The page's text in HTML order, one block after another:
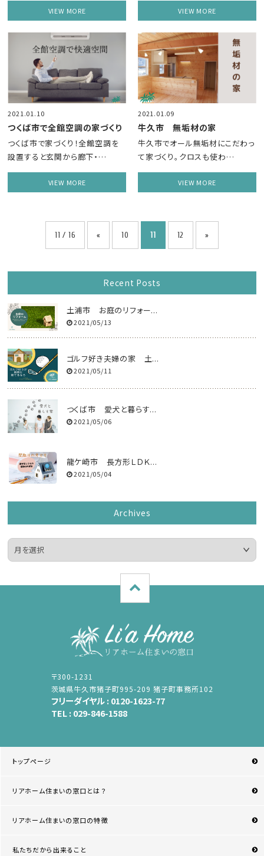
VIEW MORE VIEW MORE
2021.01.10
つくば市で全館空調の家づくり
つくば市で家づくり！全館空調を
設置すると玄関から廊下・…
VIEW MORE
2021.01.09
牛久市 無垢材の家
牛久市でオール無垢材にこだわっ
て家づくり。クロスも使わ…
VIEW MORE
11 / 16 « 10 11 12 »
Recent Posts
土浦市 お庭のリフォー...
2021/05/13
ゴルフ好き夫婦の家 土...
2021/05/11
つくば市 愛犬と暮らす...
2021/05/06
龍ケ崎市 長方形ＬＤＫ...
2021/05/04
Archives
〒300-1231
茨城県牛久市猪子町995-209 猪子町事務所102
フリーダイヤル : 0120-1623-77
TEL : 029-846-1588
トップページ
リアホーム住まいの窓口とは？
リアホーム住まいの窓口の特徴
私たちだから出来ること